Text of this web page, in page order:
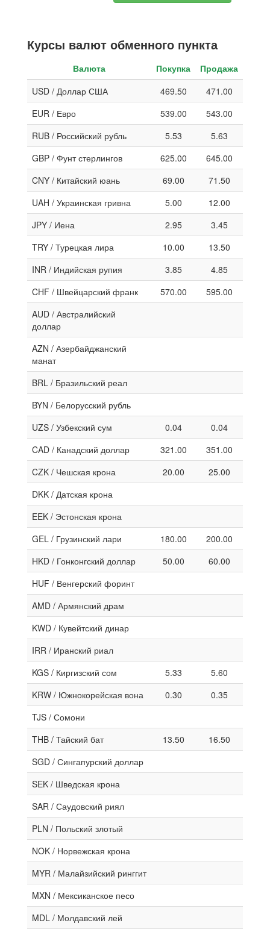
Курсы валют обменного пункта
Валюта Покупка
Продажа
USD / Доллар США
469.50
471.00
EUR / Евро
539.00
543.00
RUB / Российский рубль
5.53
5.63
GBP / Фунт стерлингов
625.00
645.00
CNY / Китайский юань
69.00
71.50
UAH / Украинская гривна
5.00
12.00
JPY / Иена
2.95
3.45
TRY / Турецкая лира
10.00
13.50
INR / Индийская рупия
3.85
4.85
CHF / Швейцарский франк
570.00
595.00
AUD / Австралийский
доллар
AZN / Азербайджанский
манат
BRL / Бразильский реал
BYN / Белорусский рубль
UZS / Узбекский сум
0.04
0.04
CAD / Канадский доллар
321.00
351.00
CZK / Чешская крона
20.00
25.00
DKK / Датская крона
EEK / Эстонская крона
GEL / Грузинский лари
180.00
200.00
HKD / Гонконгский доллар
50.00
60.00
HUF / Венгерский форинт
AMD / Армянский драм
KWD / Кувейтский динар
IRR / Иранский риал
KGS / Киргизский сом
5.33
5.60
KRW / Южнокорейская вона
0.30
0.35
TJS / Сомони
THB / Тайский бат
13.50
16.50
SGD / Сингапурский доллар
SEK / Шведская крона
SAR / Саудовский риял
PLN / Польский злотый
NOK / Норвежская крона
MYR / Малайзийский ринггит
MXN / Мексиканское песо
MDL / Молдавский лей